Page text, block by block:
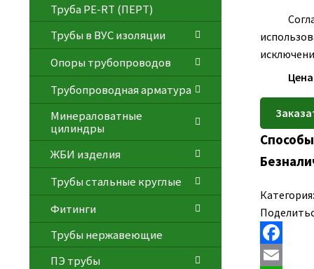
Категория:
F
⁠Трубa PE-RT (ПЕРТ)
Трубы в ВУС изоляции
Опоры трубопроводов
Трубопроводная арматура
Минераловатные
цилиндры
ЖБИ изделия
Трубы стальные круглые
Фитинги
Трубы нержавеющие
ПЭ трубы